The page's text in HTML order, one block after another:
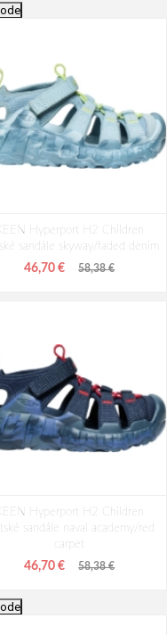
Hyperport H2 Children
sandále skyway/faded denim
46,70 € 58,38 €
Hyperport H2 Children
sandále naval academy/red
carpet
46,70 € 58,38 €